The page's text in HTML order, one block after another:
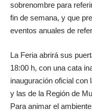
sobrenombre para
fin de semana, y que
eventos anuales de
La Feria abrirá sus
18:00 h, con una cata
inauguración oficial con
y las de la Región de
Para animar el